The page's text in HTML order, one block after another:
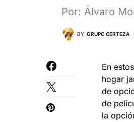
Por: Álvaro
BY GRUPO CERTEZA
En
hogar
de
de
la